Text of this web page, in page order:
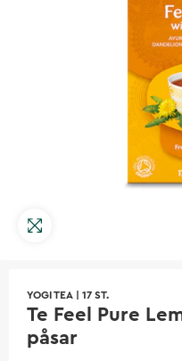
YOGI TEA 17 ST.
Te Feel Pure
påsar